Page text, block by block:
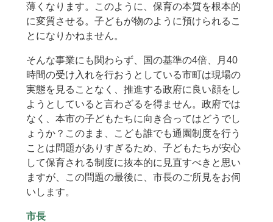
薄くなります。このように、保育の本質を根本的
に変質させる。子どもが物のように預けられるこ
とになりかねません。
そんな事業にも関わらず、国の基準の4倍、月40
時間の受け入れを行おうとしている市町は現場の
実態を見ることなく、推進する政府に良い顔をし
ようとしていると言わざるを得ません。政府では
なく、本市の子どもたちに向き合ってはどうでし
ょうか？このまま、こども誰でも通園制度を行う
ことは問題がありすぎるため、子どもたちが安心
して保育される制度に抜本的に見直すべきと思い
ますが、この問題の最後に、市長のご所見をお伺
いします。
市長